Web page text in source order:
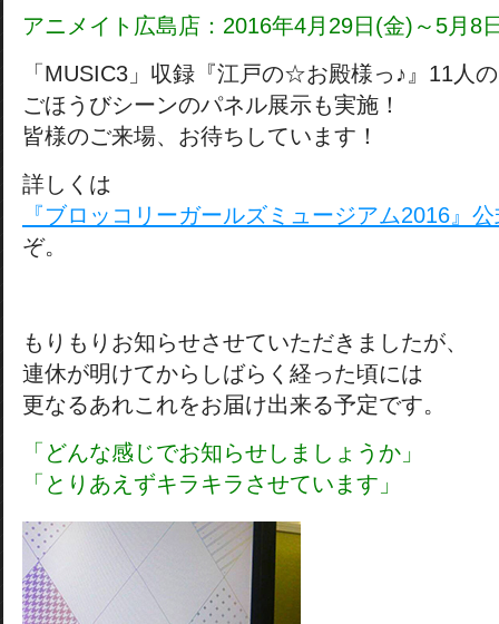
アニメイト広島店：2016年4月29日(金)～5月8
「MUSIC3」収録『江戸の☆お殿様っ♪』11人
ごほうびシーンのパネル展示も実施！
皆様のご来場、お待ちしています！
詳しくは
『ブロッコリーガールズミュージアム2016』
ぞ。
もりもりお知らせさせていただきましたが、
連休が明けてからしばらく経った頃には
更なるあれこれをお届け出来る予定です。
「どんな感じでお知らせしましょうか」
「とりあえずキラキラさせています」